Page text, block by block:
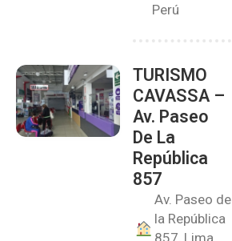
Perú
TURISMO
CAVASSA –
Av. Paseo
De La
República
857
Av. Paseo de
la República
857, Lima